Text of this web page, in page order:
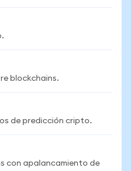
blockchains.
de predicción cripto.
con apalancamiento de